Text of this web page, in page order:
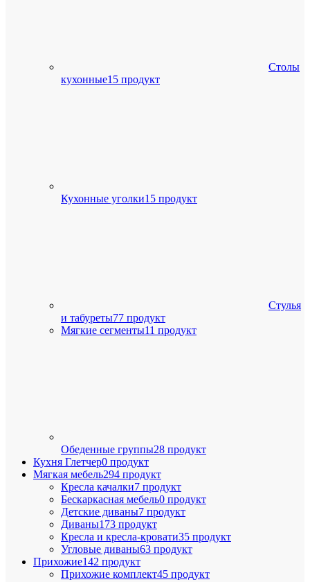
Столы
кухонные15 продукт
Кухонные уголки15 продукт
Стулья
и табуреты77 продукт
Мягкие сегменты11 продукт
Обеденные группы28 продукт
Кухня Глетчер0 продукт
Мягкая мебель294 продукт
Кресла качалки7 продукт
Бескаркасная мебель0 продукт
Детские диваны7 продукт
Диваны173 продукт
Кресла и кресла-кровати35 продукт
Угловые диваны63 продукт
Прихожие142 продукт
Прихожие комплект45 продукт